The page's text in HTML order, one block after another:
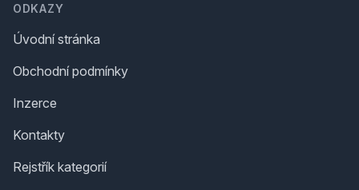
ODKAZY
Úvodní stránka
Obchodní podmínky
Inzerce
Kontakty
Rejstřík kategorií